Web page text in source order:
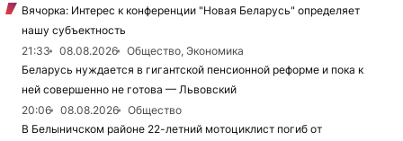
Вячорка: Интерес к конференции "Новая Беларусь" определяет
нашу субъектность
21:33
08.08.2026
Общество, Экономика
Беларусь нуждается в гигантской пенсионной реформе и пока к
ней совершенно не готова — Львовский
20:06
08.08.2026
Общество
В Белыничском районе 22-летний мотоциклист погиб от